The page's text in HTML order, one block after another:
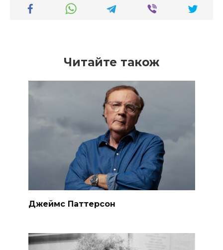
Читайте також
Джеймс Паттерсон